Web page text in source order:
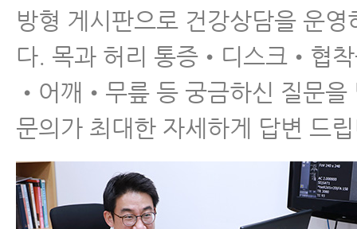
허리디스크파열 자연치
유 실전편 2탄 - 회복기
간 및 회복패턴 잘 알기
허리디스크에 좋은 운동
방형 게시판으로 건강상담을 운영
다. 목과 허리 통증•디스크•협
•어깨•무릎 등 궁금하신 질문을
문의가 최대한 자세하게 답변 드